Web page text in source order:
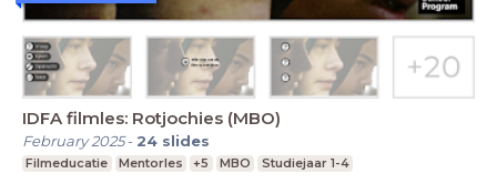
IDFA filmles: Rotjochies (MBO)
February 2025- 24 slides
Filmeducatie Mentorles +5 MBO Studiejaar 1-4